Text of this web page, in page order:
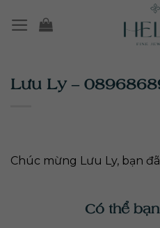
đến
Lưu Ly –
Chúc mừng Lưu Ly, bạn
Có thể